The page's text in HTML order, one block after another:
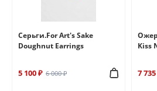
Серьги.For Art's Sake
Doughnut Earrings
5 100 ₽ 6 000 ₽
Kiss
7